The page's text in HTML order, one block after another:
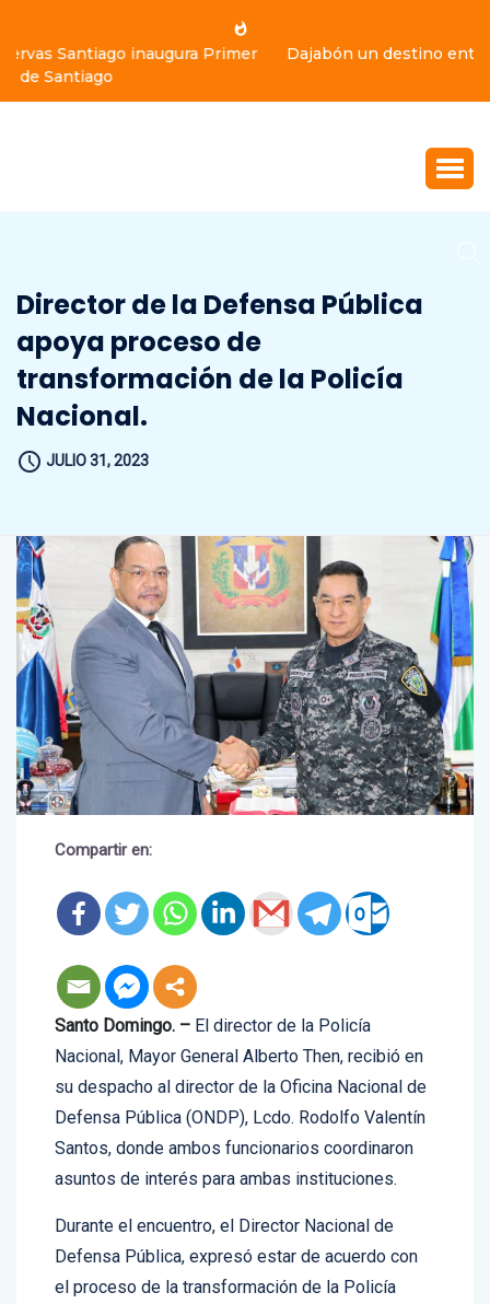
Dajabón un destino entre culturas, historia y gastronomía
Director de la Defensa Pública
apoya proceso de
transformación de la Policía
Nacional.
Santo Domingo. –El director de la Policía
Nacional, Mayor General Alberto Then, recibió en
su despacho al director de la Oficina Nacional de
Defensa Pública (ONDP), Lcdo. Rodolfo Valentín
Santos, donde ambos funcionarios coordinaron
asuntos de interés para ambas instituciones.
Defensa Pública, expresó estar de acuerdo con
el proceso de la transformación de la Policía
Nacional y se comprometió apoyar con